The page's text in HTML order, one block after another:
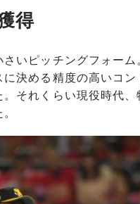
得
いピッチングフォーム
決める精度の高いコ
それくらい現役時代